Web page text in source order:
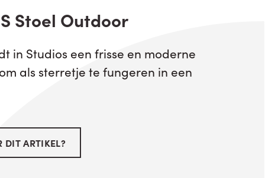
Stoel Outdoor
in Studios een frisse en moderne
als sterretje te fungeren in een
DIT ARTIKEL?